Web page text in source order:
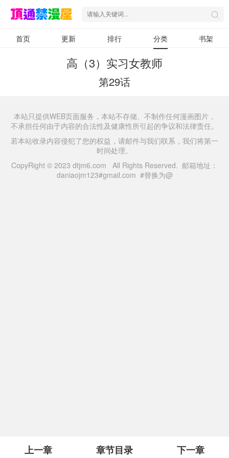
首页 更新 排行 分类 书架
高（3）实习女教师
第29话
上一章 章节目录 下一章
本站只提供WEB页面服务，本站不存储、不制作任何漫画图片，
不承担任何由于内容的合法性及健康性所引起的争议和法律责任。
若本站收录内容侵犯了您的权益，请邮件与我们联系，我们将第一
时间处理。
CopyRight © 2023 dtjm6.com All Rights Reserved. 邮箱地址：
daniaojm123#gmail.com #替换为@